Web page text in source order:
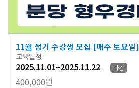
11월 정기 수강생 모집 [매주 토요일]
교육일정
2025.11.01~2025.11.22 마감
400,000원